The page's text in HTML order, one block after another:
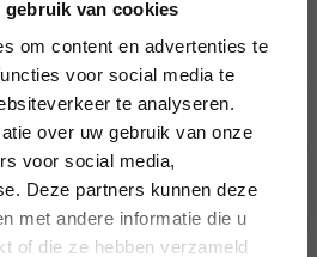
gebruik van cookies
om content en advertenties te
voor social media te
te analyseren.
over uw gebruik van onze
voor social media,
Deze partners kunnen deze
met andere informatie die u
of die ze hebben verzameld